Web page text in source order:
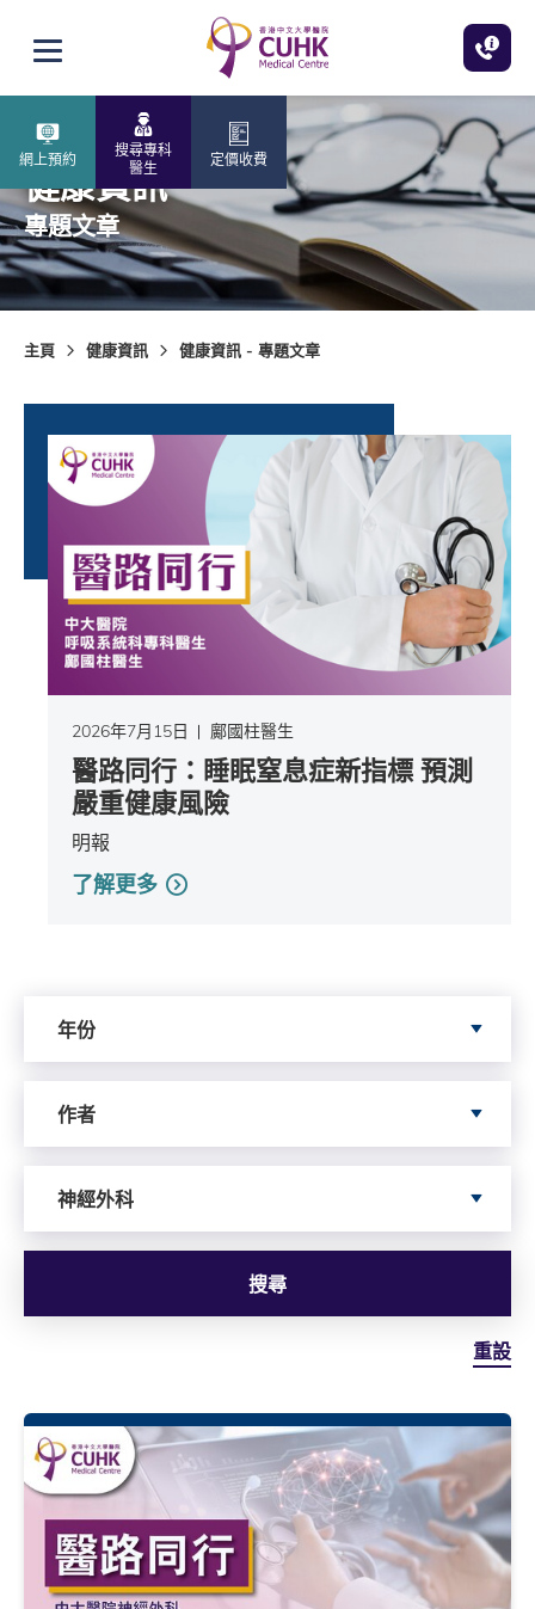
打開選單
網上預約
搜尋專科
醫生
定價收費
健康資訊
專題文章
主頁 健康資訊 健康資訊 - 專題文章
2026年7月15日 鄺國柱醫生
醫路同行：睡眠窒息症新指標 預測
嚴重健康風險
明報
了解更多
年份
作者
神經外科
搜尋
重設